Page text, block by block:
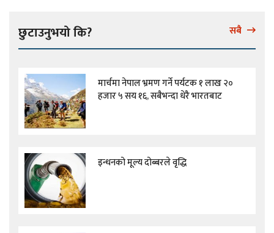
छुटाउनुभयो कि? सबै
मार्चमा नेपाल भ्रमण गर्ने पर्यटक १ लाख २०
हजार ५ सय १६, सबैभन्दा धेरै भारतबाट
इन्धनको मूल्य दोब्बरले वृद्धि